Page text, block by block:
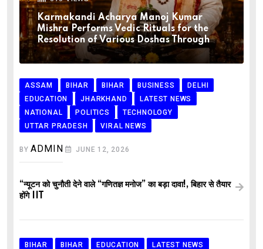
Karmakandi Acharya Manoj Kumar
Mishra Performs Vedic Rituals for the
Resolution of Various Doshas Through
ASSAM BIHAR BIHAR BUSINESS
DELHI
EDUCATION
JHARKHAND
LATEST NEWS
NATIONAL
POLITICS
TECHNOLOGY
UTTAR PRADESH
VIRAL NEWS
BYADMIN JUNE 12, 2026
“न्यूटन को चुनौती देने वाले “गणितज्ञ मनोज” का बड़ा दावा!, बिहार से तैयार
होंगे IIT
BIHAR BIHAR EDUCATION
LATEST NEWS